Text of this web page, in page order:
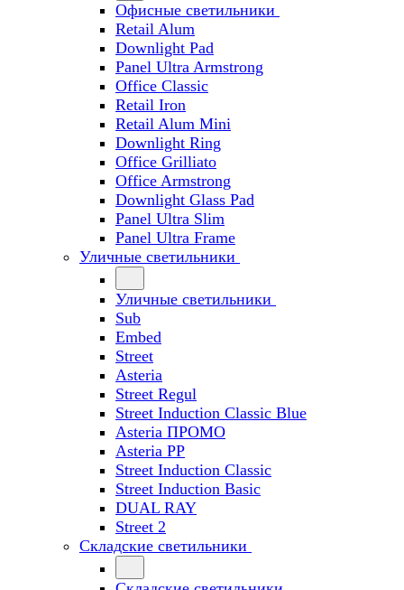
Офисные светильники
Retail Alum
Downlight Pad
Panel Ultra Armstrong
Office Classic
Retail Iron
Retail Alum Mini
Downlight Ring
Office Grilliato
Office Armstrong
Downlight Glass Pad
Panel Ultra Slim
Panel Ultra Frame
Уличные светильники
Уличные светильники
Sub
Embed
Street
Asteria
Street Regul
Street Induction Classic Blue
Asteria ПРОМО
Asteria PP
Street Induction Classic
Street Induction Basic
DUAL RAY
Street 2
Складские светильники